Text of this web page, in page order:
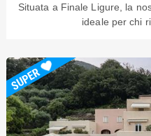
Situata a Finale Ligure, la
ideale per chi